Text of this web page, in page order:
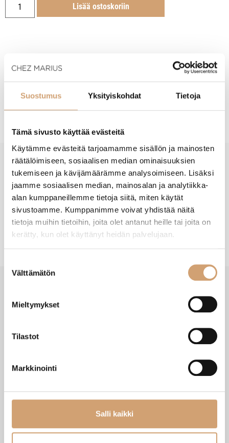
Suostumus Yksityiskohdat Tietoja
Tämä sivusto käyttää evästeitä
Käytämme evästeitä tarjoamamme sisällön ja mainosten
räätälöimiseen, sosiaalisen median ominaisuuksien
tukemiseen ja kävijämäärämme analysoimiseen. Lisäksi
jaamme sosiaalisen median, mainosalan ja analytiikka-
alan kumppaneillemme tietoja siitä, miten käytät
sivustoamme. Kumppanimme voivat yhdistää näitä
tietoja muihin tietoihin, joita olet antanut heille tai joita on
kerätty, kun olet käyttänyt heidän palvelujaan.
valinta
Välttämätön
Mieltymykset
Tilastot
Markkinointi
Salli kaikki
Lisää ostoskoriin
- Tuotteesta ei ole vielä arvosteluja -
New content loaded